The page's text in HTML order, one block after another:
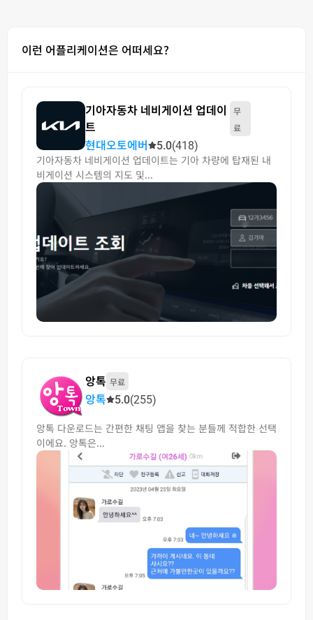
이런 어플리케이션은 어떠세요?
기아자동차 네비게이션 업데이
트
무
료
현대오토에버 5.0(418)
기아자동차 네비게이션 업데이트는 기아 차량에 탑재된 내
비게이션 시스템의 지도 및...
앙톡 무료
앙톡 5.0(255)
앙톡 다운로드는 간편한 채팅 앱을 찾는 분들께 적합한 선택
이에요. 앙톡은...